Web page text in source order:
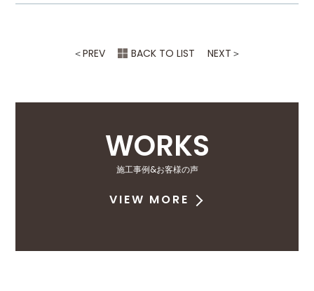
＜PREV BACK TO LIST NEXT ＞
WORKS
施工事例&お客様の声
VIEW MORE